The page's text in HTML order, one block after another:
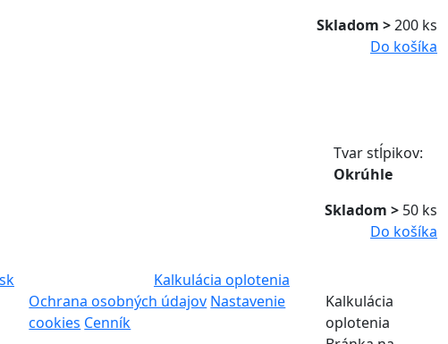
Skladom >200 ks
Do košíka
Tvar stĺpikov:
Okrúhle
Skladom > 50 ks
Do košíka
Kalkulácia oplotenia
Ochrana osobných údajov Nastavenie
cookies Cenník
Kalkulácia
oplotenia